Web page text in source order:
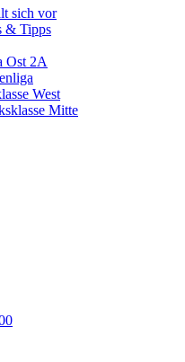
sich vor
& Tipps
Ost 2A
West
Mitte